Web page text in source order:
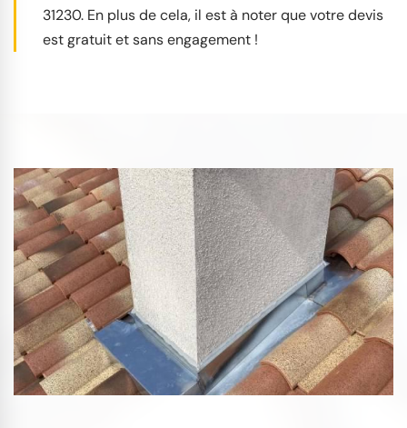
31230. En plus de cela, il est à noter que votre devis
est gratuit et sans engagement !